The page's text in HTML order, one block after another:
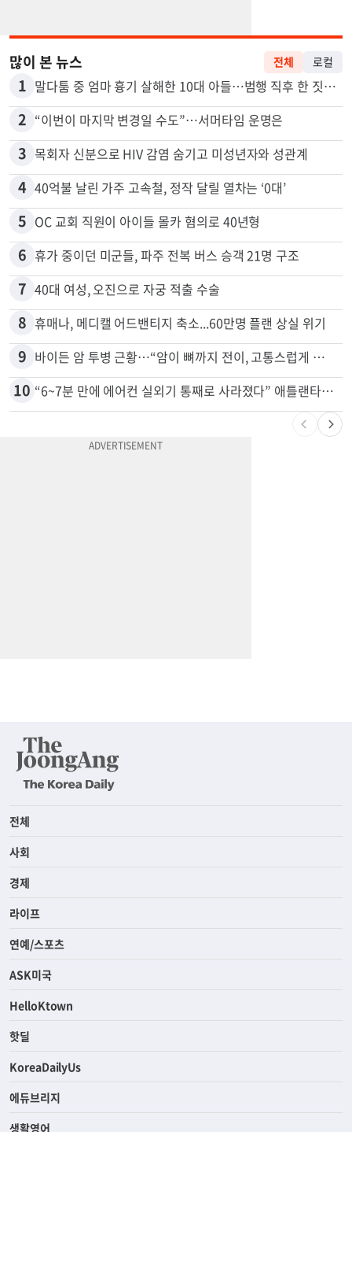
많이 본 뉴스
1
2 “이번이 마지막 변경일 수도”…서머타임 운명은
3 목회자 신분으로 HIV 감염 숨기고 미성년자와 성관계
4 40억불 날린 가주 고속철, 정작 달릴 열차는 ‘0대’
5 OC 교회 직원이 아이들 몰카 혐의로 40년형
6 휴가 중이던 미군들, 파주 전복 버스 승객 21명 구조
7 40대 여성, 오진으로 자궁 적출 수술
8 휴매나, 메디캘 어드밴티지 축소...60만명 플랜 상실 위기
9 바이든 암 투병 근황…“암이 뼈까지 전이, 고통스럽게 투병 중”
“6~7분 만에 에어컨 실외기 통째로 사라졌다” 애틀랜타서 실외기 도난 급증
전체
사회
경제
라이프
연예/스포츠
ASK미국
HelloKtown
핫딜
KoreaDailyUs
에듀브리지